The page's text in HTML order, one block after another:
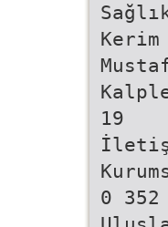
Kerim
19
0